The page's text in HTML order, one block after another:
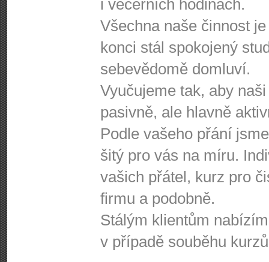
i večerních hodinách.
Všechna naše činnost
konci stál spokojený
sebevědomě domluví.
Vyučujeme tak, aby
pasivně, ale hlavně
Podle vašeho přání
šitý pro vás na míru.
vašich přátel, kurz pro
firmu a podobně.
Stálým klientům
v případě souběhu